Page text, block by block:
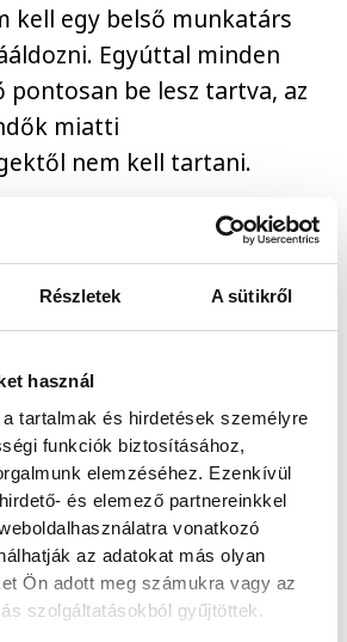
Részletek A sütikről
használ
tartalmak és hirdetések személyre
funkciók biztosításához,
elemzéséhez. Ezenkívül
és elemező partnereinkkel
vonatkozó
az adatokat más olyan
Ön adott meg számukra vagy az
szolgáltatásokból gyűjtöttek.
kell egy belső munkatárs
Egyúttal minden
pontosan be lesz tartva, az
miatti
nem kell tartani.
kevesebb autó alatt is
riportok pedig
venni a
vállairól is levehesse a
aSeaFleet
, keresse fel weboldalukat!